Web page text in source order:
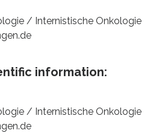
/ Internistische Onkologie
information:
/ Internistische Onkologie